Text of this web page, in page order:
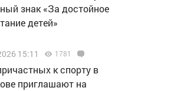
знак «За достойное
детей»
15:11 1781
к спорту в
приглашают на